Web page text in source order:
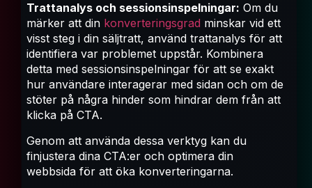
Trattanalys och sessionsinspelningar: Om du
märker att din konverteringsgrad minskar vid ett
visst steg i din säljtratt, använd trattanalys för att
identifiera var problemet uppstår. Kombinera
detta med sessionsinspelningar för att se exakt
hur användare interagerar med sidan och om de
stöter på några hinder som hindrar dem från att
klicka på CTA.
Genom att använda dessa verktyg kan du
finjustera dina CTA:er och optimera din
webbsida för att öka konverteringarna.